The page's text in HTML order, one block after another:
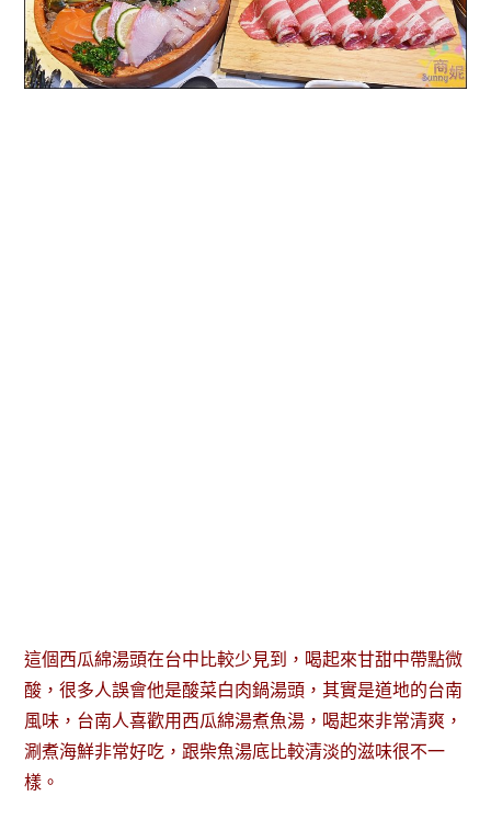
這個西瓜綿湯頭在台中比較少見到，喝起來甘甜中帶點微
酸，很多人誤會他是酸菜白肉鍋湯頭，其實是道地的台南
風味，台南人喜歡用西瓜綿湯煮魚湯，喝起來非常清爽，
涮煮海鮮非常好吃，跟柴魚湯底比較清淡的滋味很不一
樣。